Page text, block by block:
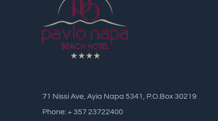
71 Nissi Ave, Ayia Napa 5341, P.O.Box 30219
Phone: + 357 23722400